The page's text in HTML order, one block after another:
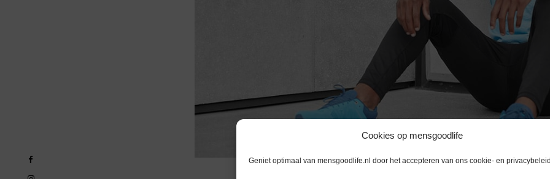
Cookies op mensgoodlife
Geniet optimaal van mensgoodlife.nl door het accepteren van ons cookie- en